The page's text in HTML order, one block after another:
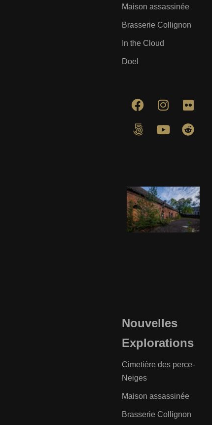
Maison assassinée
Brasserie Collignon
In the Cloud
Doel
Nouvelles
Explorations
Cimetière des perce-
Neiges
Maison assassinée
Brasserie Collignon